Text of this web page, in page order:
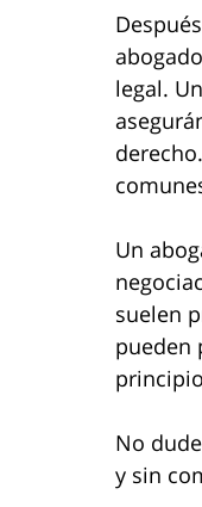
legal.
Un
suelen
pueden
No
y sin